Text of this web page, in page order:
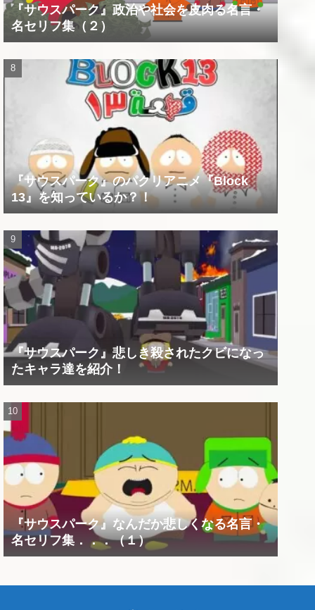
『サウスパーク』政治や社会を皮肉る名言・
名セリフ集（２）
『サウスパーク』のパクリアニメ『Block
13』を知っているか？！
『サウスパーク』悲しき殺されたクビになっ
たキャラ達を紹介！
『サウスパーク』なんだか悲しくなる名言・
名セリフ集．．．（１）